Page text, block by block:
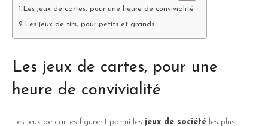
Les jeux de cartes, pour une heure de convivialité
Les jeux de tirs, pour petits et grands
Les jeux de cartes, pour une
heure de convivialité
Les jeux de cartes figurent parmi les jeux de société les plus